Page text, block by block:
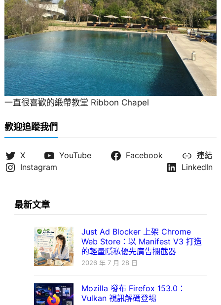
一直很喜歡的緞帶教堂 Ribbon Chapel
歡迎追蹤我們
X YouTube Facebook
連結
Instagram
LinkedIn
最新文章
Just Ad Blocker 上架 Chrome
Web Store：以 Manifest V3 打造
的輕量隱私優先廣告攔截器
2026 年 7 月 28 日
Mozilla 發布 Firefox 153.0：
Vulkan 視訊解碼登場